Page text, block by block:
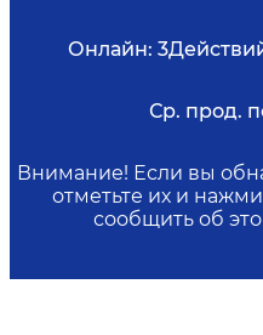
Онлайн: 3
Ср. прод.
Внимание! Если вы
отметьте их и
сообщить об